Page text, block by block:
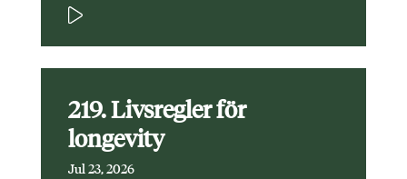
219. Livsregler för
longevity
Jul 23, 2026